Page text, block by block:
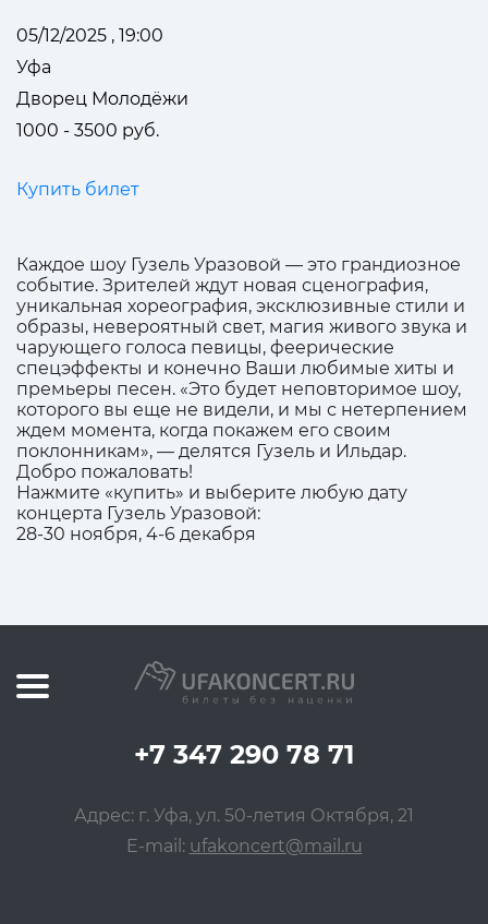
05/12/2025 , 19:00
Уфа
Дворец Молодёжи
1000 - 3500 руб.
Купить билет
Каждое шоу Гузель Уразовой — это грандиозное
событие. Зрителей ждут новая сценография,
уникальная хореография, эксклюзивные стили и
образы, невероятный свет, магия живого звука и
чарующего голоса певицы, феерические
спецэффекты и конечно Ваши любимые хиты и
премьеры песен. «Это будет неповторимое шоу,
которого вы еще не видели, и мы с нетерпением
ждем момента, когда покажем его своим
поклонникам», — делятся Гузель и Ильдар.
Добро пожаловать!
Нажмите «купить» и выберите любую дату
концерта Гузель Уразовой:
28-30 ноября, 4-6 декабря
+7 347 290 78 71
Адрес: г. Уфа, ул. 50-летия Октября, 21
E-mail: ufakoncert@mail.ru